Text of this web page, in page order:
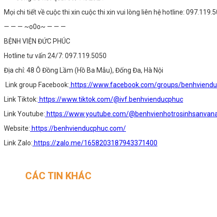
Mọi chi tiết về cuộc thi xin cuộc thi xin vui lòng liên hệ hotline:
— — — ~o0o~ — — —
BỆNH VIỆN ĐỨC PHÚC
Hotline tư vấn 24/7: 097.119.5050
Địa chỉ: 48 Ô Đồng Lầm (Hồ Ba Mẫu), Đống Đa, Hà Nội
Link group Facebook: https://www.facebook.com/groups/
Link Tiktok: https://www.tiktok.com/@ivf.benhvienducphuc
Link Youtube: https://www.youtube.com/
Website: https://benhvienducphuc.com/
Link Zalo: https://zalo.me/1658203187943371400
CÁC TIN KHÁC